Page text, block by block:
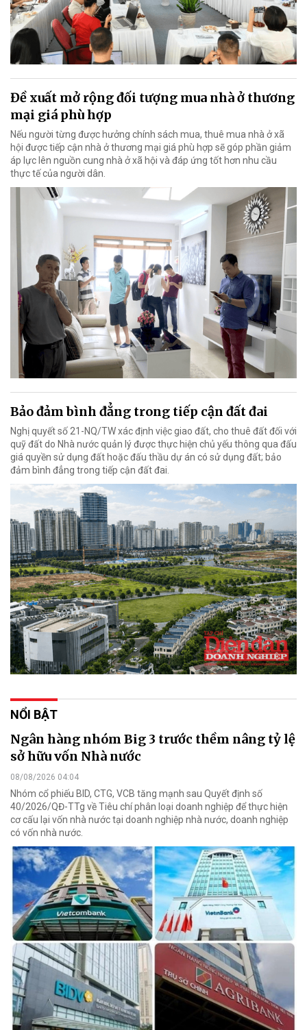
Đề xuất mở rộng đối tượng mua nhà ở thương
mại giá phù hợp
Nếu người từng được hưởng chính sách mua, thuê mua nhà ở xã
hội được tiếp cận nhà ở thương mại giá phù hợp sẽ góp phần giảm
áp lực lên nguồn cung nhà ở xã hội và đáp ứng tốt hơn nhu cầu
thực tế của người dân.
Bảo đảm bình đẳng trong tiếp cận đất đai
Nghị quyết số 21-NQ/TW xác định việc giao đất, cho thuê đất đối với
quỹ đất do Nhà nước quản lý được thực hiện chủ yếu thông qua đấu
giá quyền sử dụng đất hoặc đấu thầu dự án có sử dụng đất; bảo
đảm bình đẳng trong tiếp cận đất đai.
NỔI BẬT
Ngân hàng nhóm Big 3 trước thềm nâng tỷ lệ
sở hữu vốn Nhà nước
08/08/2026 04:04
Nhóm cổ phiếu BID, CTG, VCB tăng mạnh sau Quyết định số
40/2026/QĐ-TTg về Tiêu chí phân loại doanh nghiệp để thực hiện
cơ cấu lại vốn nhà nước tại doanh nghiệp nhà nước, doanh nghiệp
có vốn nhà nước.